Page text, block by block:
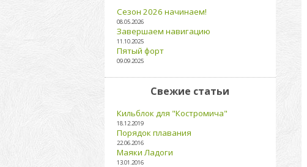
Сезон 2026 начинаем!
08.05.2026
Завершаем навигацию
11.10.2025
Пятый форт
09.09.2025
Свежие статьи
Кильблок для "Костромича"
18.12.2019
Порядок плавания
22.06.2016
Маяки Ладоги
13.01.2016